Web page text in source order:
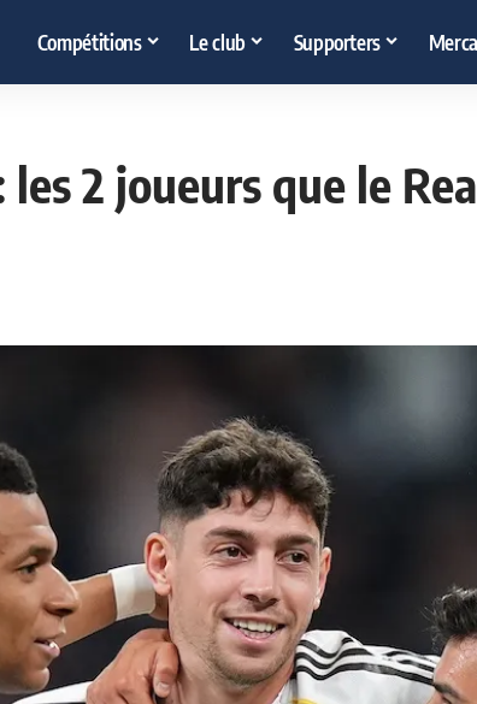
Compétitions Le club Supporters
2 joueurs que le